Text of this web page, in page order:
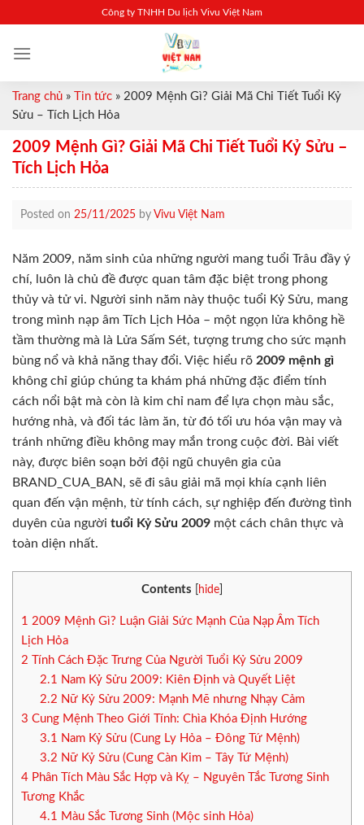
content
Công ty TNHH Du lịch Vivu Việt Nam
Trang chủ » Tin tức » 2009 Mệnh Gì? Giải Mã Chi Tiết Tuổi Kỷ
Sửu – Tích Lịch Hỏa
2009 Mệnh Gì? Giải Mã Chi Tiết Tuổi Kỷ Sửu –
Tích Lịch Hỏa
Posted on 25/11/2025 by Vivu Việt Nam
Năm 2009, năm sinh của những người mang tuổi Trâu đầy ý
chí, luôn là chủ đề được quan tâm đặc biệt trong phong
thủy và tử vi. Người sinh năm này thuộc tuổi Kỷ Sửu, mang
trong mình nạp âm Tích Lịch Hỏa – một ngọn lửa không hề
tầm thường mà là Lửa Sấm Sét, tượng trưng cho sức mạnh
bùng nổ và khả năng thay đổi. Việc hiểu rõ 2009 mệnh gì
không chỉ giúp chúng ta khám phá những đặc điểm tính
cách nổi bật mà còn là kim chỉ nam để lựa chọn màu sắc,
hướng nhà, và đối tác làm ăn, từ đó tối ưu hóa vận may và
tránh những điều không may mắn trong cuộc đời. Bài viết
này, được biên soạn bởi đội ngũ chuyên gia của
BRAND_CUA_BAN, sẽ đi sâu giải mã mọi khía cạnh liên
quan đến vận mệnh, từ tính cách, sự nghiệp đến đường tình
duyên của người tuổi Kỷ Sửu 2009 một cách chân thực và
toàn diện nhất.
Contents hide
1 2009 Mệnh Gì? Luận Giải Sức Mạnh Của Nạp Âm Tích
Lịch Hỏa
2 Tính Cách Đặc Trưng Của Người Tuổi Kỷ Sửu 2009
2.1
Nam Kỷ Sửu 2009: Kiên Định và Quyết Liệt
2.2 Nữ Kỷ Sửu 2009: Mạnh Mẽ nhưng Nhạy Cảm
3 Cung Mệnh Theo Giới Tính: Chìa Khóa Định Hướng
3.1
Nam Kỷ Sửu (Cung Ly Hỏa – Đông Tứ Mệnh)
3.2 Nữ Kỷ Sửu (Cung Càn Kim – Tây Tứ Mệnh)
4 Phân Tích Màu Sắc Hợp và Kỵ – Nguyên Tắc Tương Sinh
Tương Khắc
4.1
Màu Sắc Tương Sinh (Mộc sinh Hỏa)